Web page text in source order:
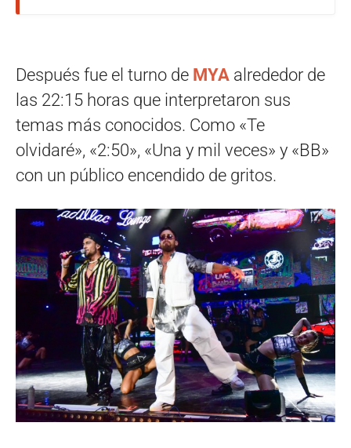
Después fue el turno de MYA alrededor de
las 22:15 horas que interpretaron sus
temas más conocidos. Como «Te
olvidaré», «2:50», «Una y mil veces» y «BB»
con un público encendido de gritos.